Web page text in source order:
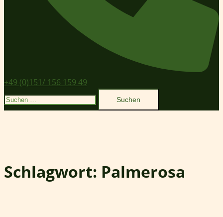
+49 (0)151/ 156 159 49
Suchen
nach:
Schlagwort: Palmerosa